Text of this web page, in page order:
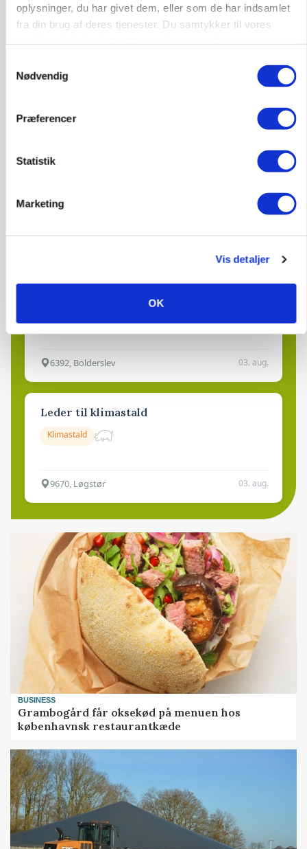
oplysninger, du har givet dem, eller som de har indsamlet
fra din brug af deres tjenester. Du samtykker til vores
Nødvendig
Præferencer
Statistik
Marketing
Vis detaljer
OK
Lastbilchauffør søges til Henrik Haves
4700, Næstved 03. aug.
6392, Bolderslev 03. aug.
Leder til klimastald
Klimastald
9670, Løgstør 03. aug.
BUSINESS
Grambogård får oksekød på menuen hos
københavnsk restaurantkæde